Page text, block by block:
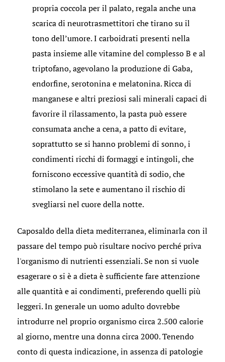
propria coccola per il palato, regala anche una
scarica di neurotrasmettitori che tirano su il
tono dell’umore. I carboidrati presenti nella
pasta insieme alle vitamine del complesso B e al
triptofano, agevolano la produzione di Gaba,
endorfine, serotonina e melatonina. Ricca di
manganese e altri preziosi sali minerali capaci di
favorire il rilassamento, la pasta può essere
consumata anche a cena, a patto di evitare,
soprattutto se si hanno problemi di sonno, i
condimenti ricchi di formaggi e intingoli, che
forniscono eccessive quantità di sodio, che
stimolano la sete e aumentano il rischio di
svegliarsi nel cuore della notte.
Caposaldo della dieta mediterranea, eliminarla con il
passare del tempo può risultare nocivo perché priva
l'organismo di nutrienti essenziali. Se non si vuole
esagerare o si è a dieta è sufficiente fare attenzione
alle quantità e ai condimenti, preferendo quelli più
leggeri. In generale un uomo adulto dovrebbe
introdurre nel proprio organismo circa 2.500 calorie
al giorno, mentre una donna circa 2000. Tenendo
conto di questa indicazione, in assenza di patologie